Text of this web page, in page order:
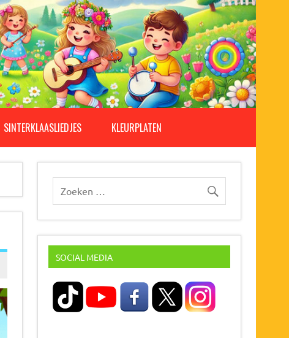
SINTERKLAASLIEDJES KLEURPLATEN
SOCIAL MEDIA